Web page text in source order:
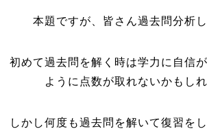
本題ですが、皆さん過去問分析
初めて過去問を解く時は学力に自信
ように点数が取れないかもしれ
しかし何度も過去問を解いて復習を